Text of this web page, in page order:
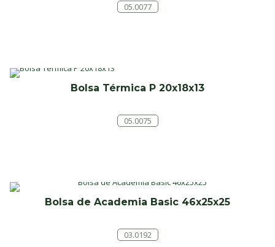
05.0077
Bolsa Térmica P 20x18x13
05.0075
Bolsa de Academia Basic 46x25x25
03.0192